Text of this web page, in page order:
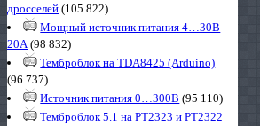
дросселей (105 822)
Мощный источник питания 4…30В
20А(98 832)
Темброблок на TDA8425 (Arduino)
(96 737)
Источник питания 0…300В (95 110)
Темброблок 5.1 на PT2323 и PT2322